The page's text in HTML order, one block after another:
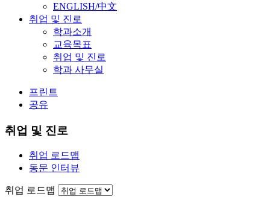
ENGLISH/中文
취업 및 진로
학과소개
교육목표
취업 및 진로
학과 사무실
프린트
공유
취업 및 진로
취업 로드맵
동문 인터뷰
취업 로드맵